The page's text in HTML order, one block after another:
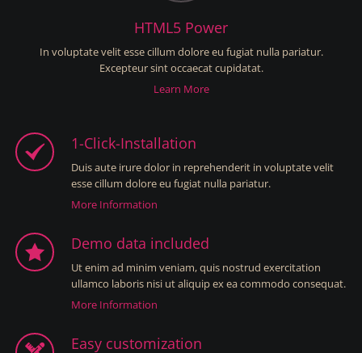
HTML5 Power
In voluptate velit esse cillum dolore eu fugiat nulla pariatur.
Excepteur sint occaecat cupidatat.
Learn More
1-Click-Installation
Duis aute irure dolor in reprehenderit in voluptate velit
esse cillum dolore eu fugiat nulla pariatur.
More Information
Demo data included
Ut enim ad minim veniam, quis nostrud exercitation
ullamco laboris nisi ut aliquip ex ea commodo consequat.
More Information
Easy customization